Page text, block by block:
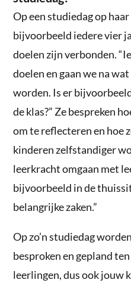
Op een studiedag op
bijvoorbeeld iedere vier
doelen zijn verbonden.
doelen en gaan we na
worden. Is er
de klas?” Ze bespreken
om te reflecteren en hoe
kinderen zelfstandiger
leerkracht omgaan met
bijvoorbeeld in de
belangrijke zaken.”
Op zo’n studiedag
besproken en gepland
leerlingen, dus ook jouw